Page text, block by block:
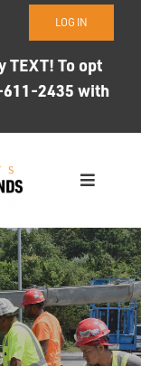
LOG IN
TEXT! To opt
611-2435 with
Toggle